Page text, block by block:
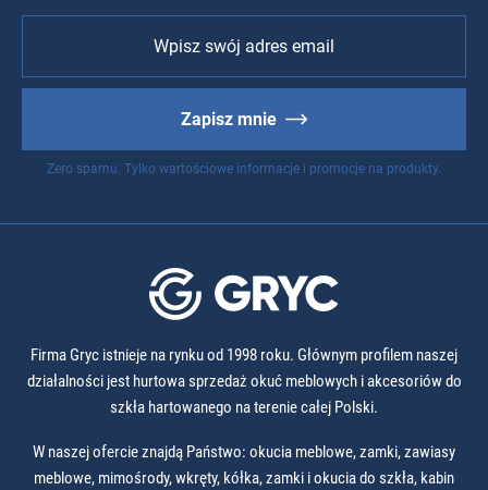
Zapisz mnie
Zero spamu. Tylko wartościowe informacje i promocje na produkty.
Firma Gryc istnieje na rynku od 1998 roku. Głównym profilem naszej
działalności jest hurtowa sprzedaż okuć meblowych i akcesoriów do
szkła hartowanego na terenie całej Polski.
W naszej ofercie znajdą Państwo: okucia meblowe, zamki, zawiasy
meblowe, mimośrody, wkręty, kółka, zamki i okucia do szkła, kabin